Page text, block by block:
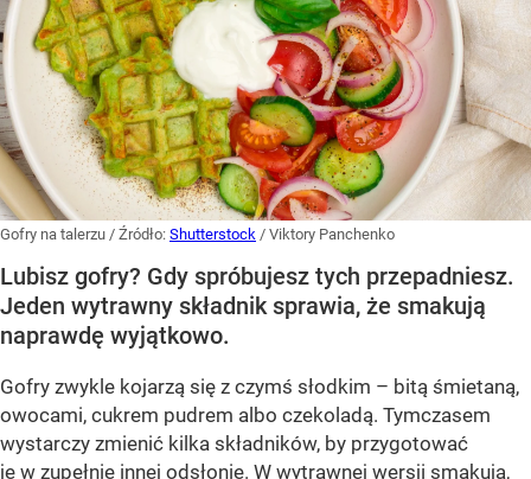
Gofry na talerzu / Źródło: Shutterstock / Viktory Panchenko
Lubisz gofry? Gdy spróbujesz tych przepadniesz.
Jeden wytrawny składnik sprawia, że smakują
naprawdę wyjątkowo.
Gofry zwykle kojarzą się z czymś słodkim – bitą śmietaną,
owocami, cukrem pudrem albo czekoladą. Tymczasem
wystarczy zmienić kilka składników, by przygotować
je w zupełnie innej odsłonie. W wytrawnej wersji smakują,